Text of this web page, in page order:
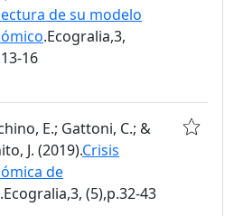
de su modelo
.Ecogralia,3,
16
E.; Gattoni, C.; &
J. (2019).Crisis
de
.Ecogralia,3, (5),p.32-43